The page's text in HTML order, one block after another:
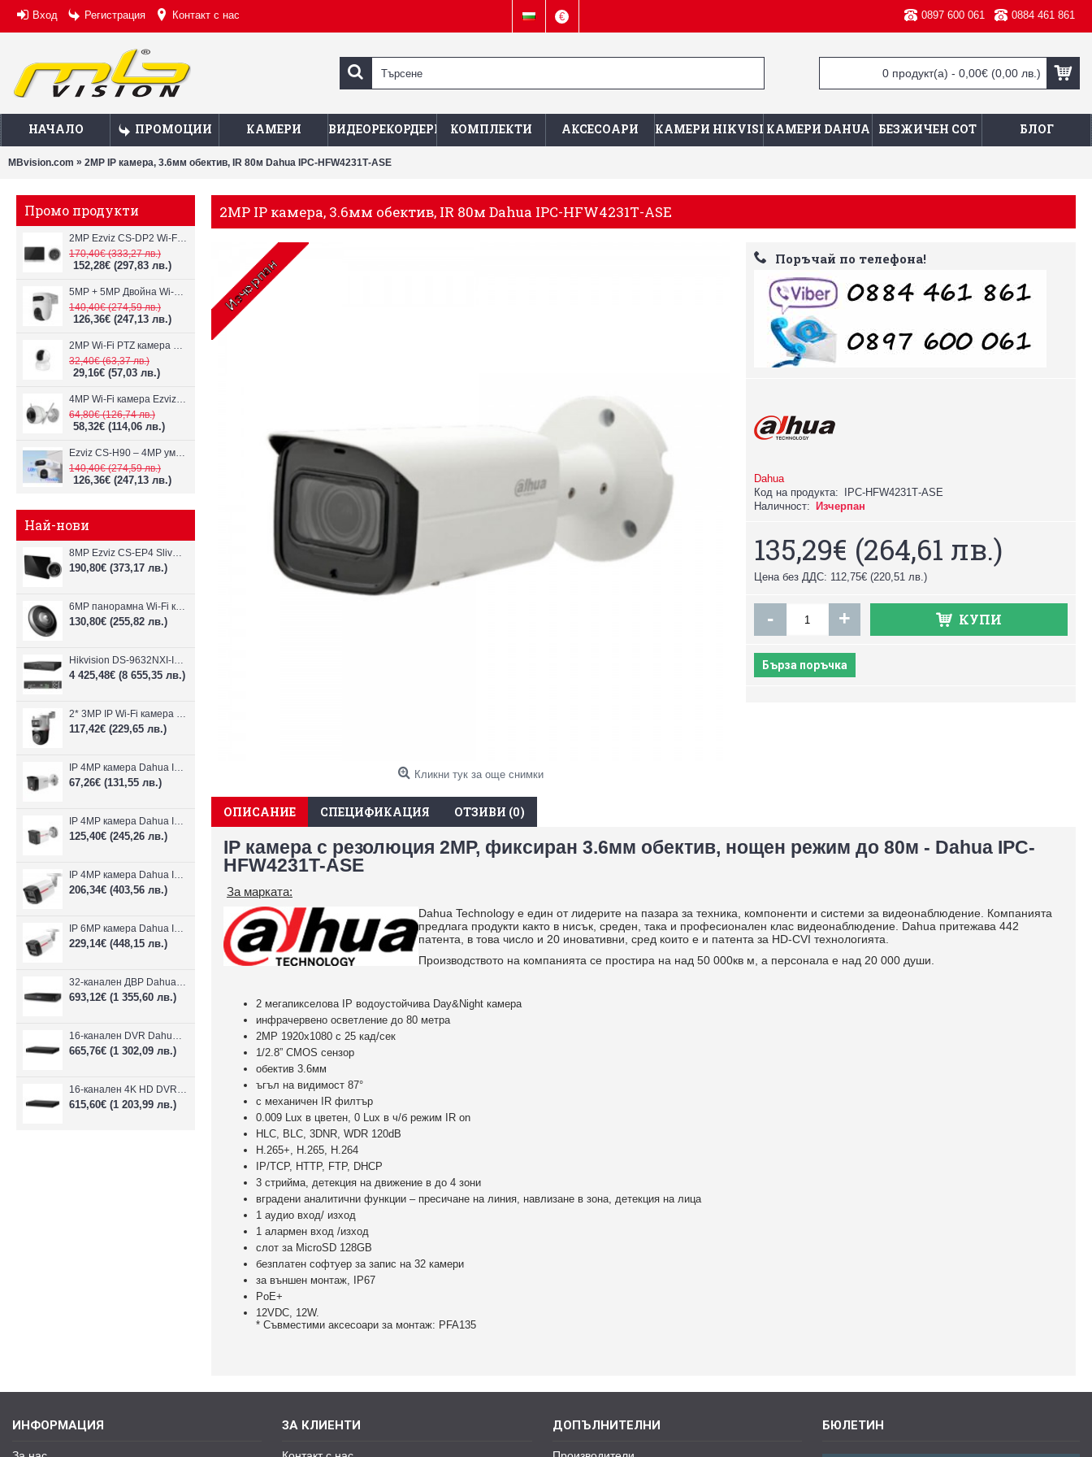
Вход Регистрация Контакт с нас € 0897 600 061 0884 461 861
0 продукт(а) - 0,00€(0,00 лв.)
НАЧАЛО ПРОМОЦИИ КАМЕРИ ВИДЕОРЕКОРДЕРИ КОМПЛЕКТИ АКСЕСОАРИ КАМЕРИ HIKVISIONКАМЕРИ DAHUA БЕЗЖИЧЕН СОТ БЛОГ
MBvision.com » 2MP IP камера, 3.6мм обектив, IR 80м Dahua IPC-HFW4231Т-АSE
Промо продукти
2MP Ezviz CS-DP2 Wi-Fi видеодомофон
170,40€(333,27 лв.)
152,28€ (297,83 лв.)
5MP + 5MP Двойна Wi-Fi IP камера с два обектива Ezviz CS-H9c
140,40€(274,59 лв.)
126,36€ (247,13 лв.)
2MP Wi-Fi PTZ камерa с микрофон и говорител Ezviz CS-TY1
32,40€(63,37 лв.)
29,16€ (57,03 лв.)
4MP Wi-Fi камерa Ezviz CS-H3c с микрофон и говорител
64,80€(126,74 лв.)
58,32€ (114,06 лв.)
Ezviz CS-H90 – 4MP умна Wi-Fi камера, два обектива и цветен нощен
140,40€(274,59 лв.)
126,36€ (247,13 лв.)
Най-нови
8MP Ezviz CS-EP4 Sliver Wi-Fi видеодомофон
190,80€ (373,17 лв.)
6MP панорамна Wi-Fi камерa Ezviz CS-E4p
130,80€ (255,82 лв.)
Hikvision DS-9632NXI-I8/VPro – 32-канален NVR с интелигентен AI анализ
4 425,48€ (8 655,35 лв.)
2* 3MP IP Wi-Fi камера Dahua P3D-3F-PV-P-0280B/0600B-PRO
117,42€ (229,65 лв.)
IP 4MP камера Dahua IPC-B1E40-A-0280B, 2.8mm, IR 30m
67,26€ (131,55 лв.)
IP 4MP камера Dahua IPC-HFW1439TC1-A-LED-0280B-PRO, 2.8mm, IR 30m
125,40€ (245,26 лв.)
IP 4MP камера Dahua IPC-HFW2449TL-S-LED-0280B-PRO, 2.8mm, IR 50m
206,34€ (403,56 лв.)
IP 6MP камера Dahua IPC-HFW2649TL-S-LED-0280B-PRO, 2.8mm, IR 50m
229,14€ (448,15 лв.)
32-канален ДВР Dahua XVR5232AN-I3/Т
693,12€ (1 355,60 лв.)
16-канален DVR Dahua XVR5216AN-4KL-I3/T + 16 IP
665,76€ (1 302,09 лв.)
16-канален 4K HD DVR Dahua XVR5116H-4KL-I3/T + 16 IP камери
615,60€ (1 203,99 лв.)
2MP IP камера, 3.6мм обектив, IR 80м Dahua IPC-HFW4231Т-АSE
Кликни тук за още снимки
Поръчай по телефона!
Dahua
Код на продукта:
IPC-HFW4231Т-АSE
Наличност:
Изчерпан
135,29€ (264,61 лв.)
Цена без ДДС: 112,75€ (220,51 лв.)
- + КУПИ
Бърза поръчка
ОПИСАНИЕ СПЕЦИФИКАЦИЯ ОТЗИВИ (0)
IP камера с резолюция 2MP, фиксиран 3.6мм обектив, нощен режим до 80м - Dahua IPC-
HFW4231T-ASE
За марката:
Dahua Technology е един от лидерите на пазара за техника, компоненти и системи за видеонаблюдение. Компанията
предлага продукти както в нисък, среден, така и професионален клас видеонаблюдение. Dahua притежава 442
патента, в това число и 20 иновативни, сред които е и патента за HD-CVI технологията.
Производството на компанията се простира на над 50 000кв м, а персонала е над 20 000 души.
2 мегапикселова IP водоустойчива Day&Night камера
инфрачервено осветление до 80 метра
2MP 1920x1080 с 25 кад/сек
1/2.8” CMOS сензор
обектив 3.6мм
ъгъл на видимост 87°
с механичен IR филтър
0.009 Lux в цветен, 0 Lux в ч/б режим IR on
HLC, BLC, 3DNR, WDR 120dB
H.265+, H.265, H.264
IP/TCP, HTTP, FTP, DHCP
3 стрийма, детекция на движение в до 4 зони
вградени аналитични функции – пресичане на линия, навлизане в зона, детекция на лица
1 аудио вход/ изход
1 алармен вход /изход
слот за MicroSD 128GB
безплатен софтуер за запис на 32 камери
за външен монтаж, IP67
PoE+
12VDC, 12W.
* Съвместими аксесоари за монтаж: PFA135
ИНФОРМАЦИЯ ЗА КЛИЕНТИ ДОПЪЛНИТЕЛНИ БЮЛЕТИН